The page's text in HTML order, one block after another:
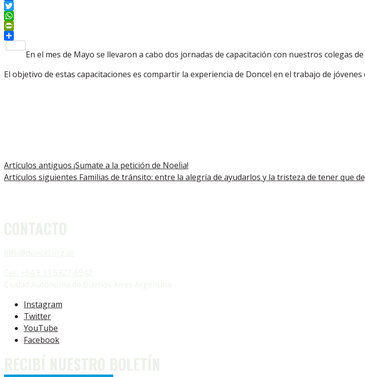
Facebook
Twitter
WhatsApp
PrintFriendly
En el mes de Mayo se llevaron a cabo dos jornadas de capacitación con nuestros colegas de
El objetivo de estas capacitaciones es compartir la experiencia de Doncel en el trabajo de
Artículos antiguos ¡Sumate a la petición de Noelia!
Artículos siguientes Familias de tránsito: entre la alegría de ayudarlos y la tristeza de tener que
Instagram
Twitter
YouTube
Facebook